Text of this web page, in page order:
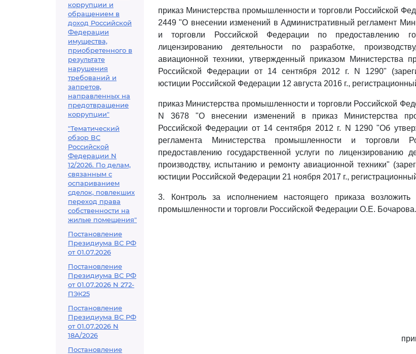
коррупции и
обращением в
доход Российской
Федерации
имущества,
приобретенного в
результате
нарушения
требований и
запретов,
направленных на
предотвращение
коррупции"
"Тематический
обзор ВС
Российской
Федерации N
12/2026. По делам,
связанным с
оспариванием
сделок, повлекших
переход права
собственности на
жилые помещения"
Постановление
Президиума ВС РФ
от 01.07.2026
Постановление
Президиума ВС РФ
от 01.07.2026 N 272-
ПЭК25
Постановление
Президиума ВС РФ
от 01.07.2026 N
18А/2026
Постановление
приказ Министерства промышленности и торговли Российской
2449 "О внесении изменений в Административный регламент
и торговли Российской Федерации по предоставлению
лицензированию деятельности по разработке,
авиационной техники, утвержденный приказом Министерства
Российской Федерации от 14 сентября 2012 г. N 1290"
юстиции Российской Федерации 12 августа 2016 г.,
приказ Министерства промышленности и торговли Российской
N 3678 "О внесении изменений в приказ Министерства
Российской Федерации от 14 сентября 2012 г. N 1290 "Об
регламента Министерства промышленности и торговли
предоставлению государственной услуги по лицензированию
производству, испытанию и ремонту авиационной техники"
юстиции Российской Федерации 21 ноября 2017 г.,
3. Контроль за исполнением настоящего приказа возложить
промышленности и торговли Российской Федерации О.Е. Бочарова.